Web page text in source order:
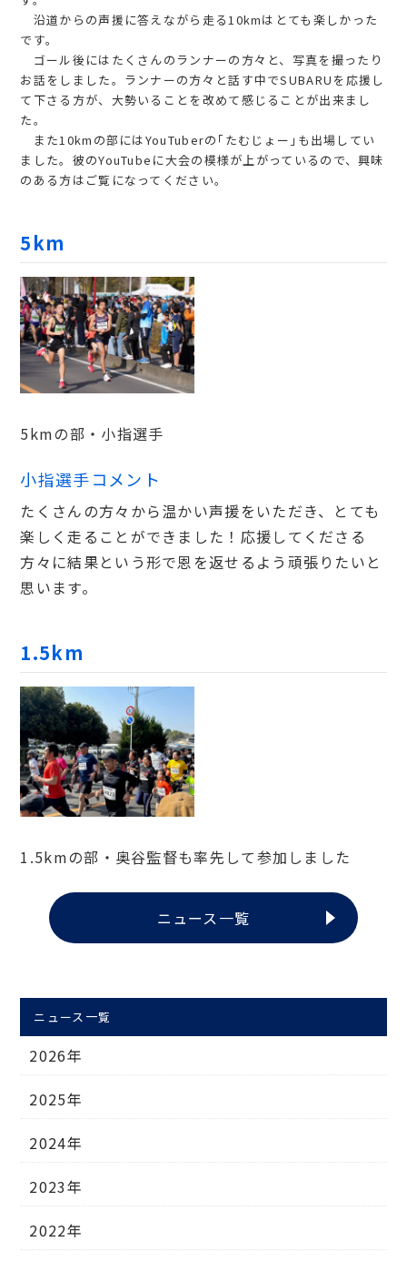
沿道からの声援に答えながら走る10kmはとても楽しかった
です。
ゴール後にはたくさんのランナーの方々と、写真を撮ったり
お話をしました。ランナーの方々と話す中でSUBARUを応援し
て下さる方が、大勢いることを改めて感じることが出来まし
た。
また10kmの部にはYouTuberの｢たむじょー｣も出場してい
ました。彼のYouTubeに大会の模様が上がっているので、興味
のある方はご覧になってください。
5km
5kmの部・小指選手
小指選手コメント
たくさんの方々から温かい声援をいただき、とても
楽しく走ることができました！応援してくださる
方々に結果という形で恩を返せるよう頑張りたいと
思います。
1.5km
1.5kmの部・奥谷監督も率先して参加しました
ニュース一覧
ニュース一覧
2026年
2025年
2024年
2023年
2022年